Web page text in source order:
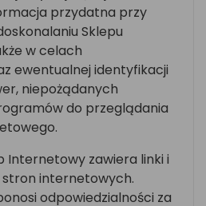
przydatna przy
Sklepu
w celach
ewentualnej identyfikacji
niepożądanych
do przeglądania
Internetowy zawiera linki i
internetowych.
odpowiedzialności za